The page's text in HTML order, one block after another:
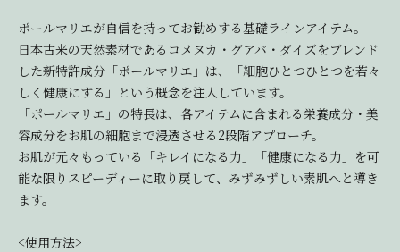
ポールマリエが自信を持ってお勧めする基礎ラインアイテム。
日本古来の天然素材であるコメヌカ・グアバ・ダイズをブレンド
した新特許成分「ポールマリエ」は、「細胞ひとつひとつを若々
しく健康にする」という概念を注入しています。
「ポールマリエ」の特長は、各アイテムに含まれる栄養成分・美
容成分をお肌の細胞まで浸透させる2段階アプローチ。
お肌が元々もっている「キレイになる力」「健康になる力」を可
能な限りスピーディーに取り戻して、みずみずしい素肌へと導き
ます。
<使用方法>